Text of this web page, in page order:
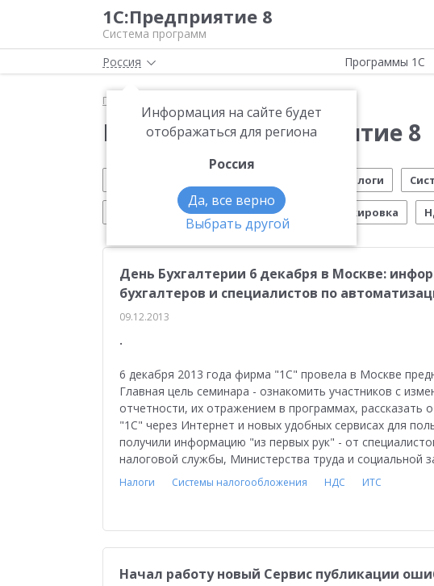
1С:Предприятие 8
Система программ
Россия
Информация на сайте будет
отображаться для региона
Россия
Да, все верно
Выбрать другой
Программы 1С
Главная
Новости 1С:Предприятие 8
Налоги
Электронный документооборот Маркировка
CRM Управление производством ИТС
Платформа 1С:Предприятие 8 ЕГАИС Система
Маркетплейсы
Управление персоналом Сельское хозяйство
Мобильное приложение АЗС Производство
Отраслевые решения 1С:Мобильная касса Облачные
1С:ERP Управление предприятием Склад Налоги 2026
Обзор возможностей Для бухгалтера Удаленная
Управление ассортиментом Конкурс кейсов 2022
День Бухгалтерии 6 декабря в Москве:
бухгалтеров и специалистов по
09.12.2013
.
6 декабря 2013 года фирма "1С" провела в Москве
Главная цель семинара - ознакомить участников с
отчетности, их отражением в программах,
"1С" через Интернет и новых удобных сервисах для
получили информацию "из первых рук" - от
налоговой службы, Министерства труда и социальной
Налоги Системы налогообложения НДС ИТС
Начал работу новый Сервис публикации